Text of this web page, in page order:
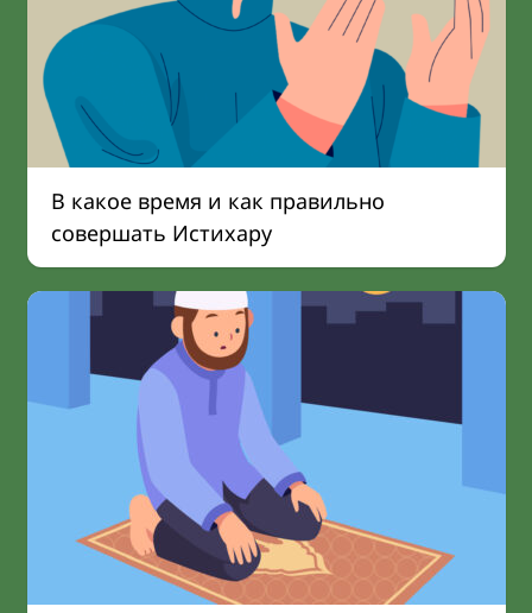
В какое время и как правильно
совершать Истихару